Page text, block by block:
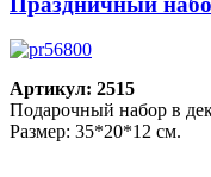
Артикул: 2515
Подарочный набор в
Размер: 35*20*12 см.